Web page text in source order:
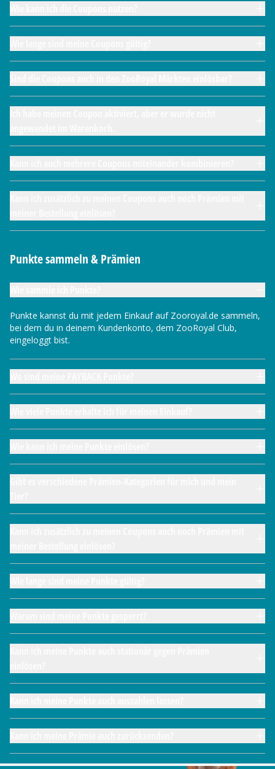
Punkte sammeln & Prämien
Punkte kannst du mit jedem Einkauf auf Zooroyal.de sammeln,
bei dem du in deinem Kundenkonto, dem ZooRoyal Club,
eingeloggt bist.